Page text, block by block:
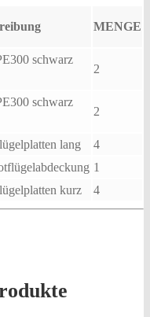
MENGE
schwarz
2
schwarz
2
lang
4
1
kurz 4